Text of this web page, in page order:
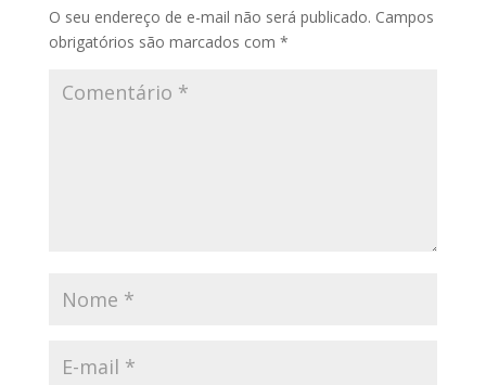
O seu endereço de e-mail não será publicado. Campos
obrigatórios são marcados com *